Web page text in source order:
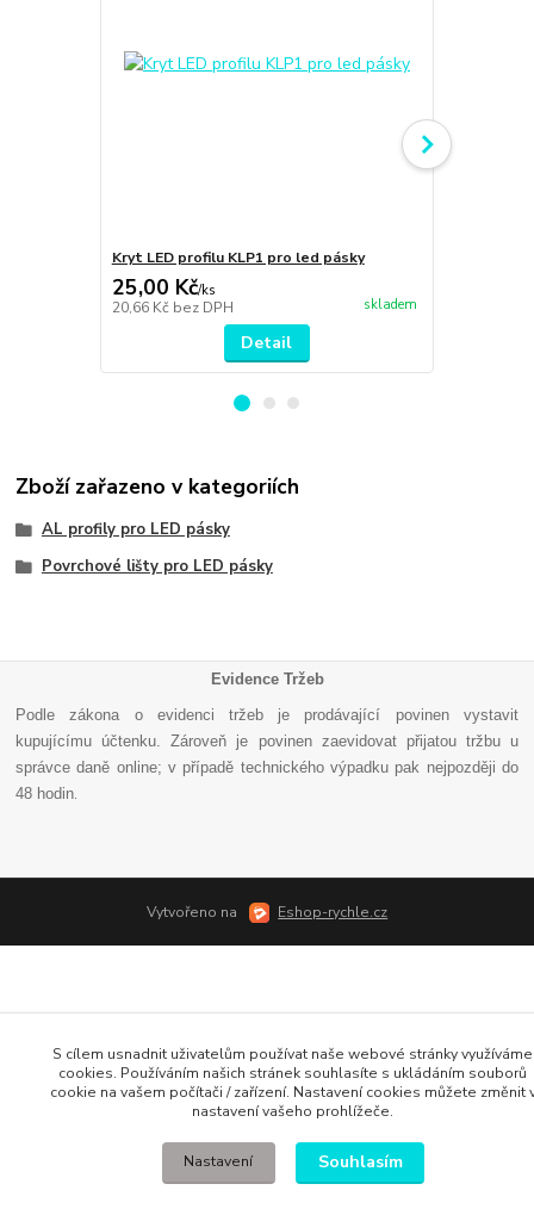
Kryt LED profilu KLP1 pro led pásky
25,00 Kč/ks
20,66 Kč bez DPH skladem
Detail
Zboží zařazeno v kategoriích
AL profily pro LED pásky
Povrchové lišty pro LED pásky
Evidence Tržeb
Podle zákona o evidenci tržeb je prodávající povinen vystavit
kupujícímu účtenku. Zároveň je povinen zaevidovat přijatou tržbu u
správce daně online; v případě technického výpadku pak nejpozději do
48 hodin
Vytvořeno na Eshop-rychle.cz
S cílem usnadnit uživatelům používat naše webové stránky využíváme
cookies. Používáním našich stránek souhlasíte s ukládáním souborů
cookie na vašem počítači / zařízení. Nastavení cookies můžete změnit
nastavení vašeho prohlížeče.
Nastavení Souhlasím